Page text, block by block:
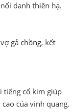
danh thiên hạ.
gả chồng, kết
tiếng cổ kim giúp
của vinh quang.